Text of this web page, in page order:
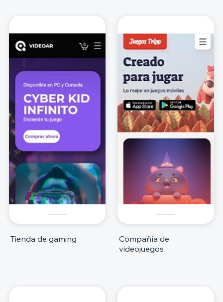
Tienda de gaming
Compañía de
videojuegos